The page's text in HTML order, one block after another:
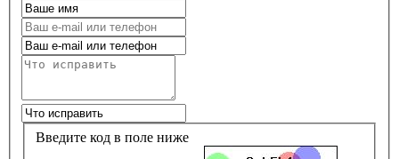
Введите код в поле ниже